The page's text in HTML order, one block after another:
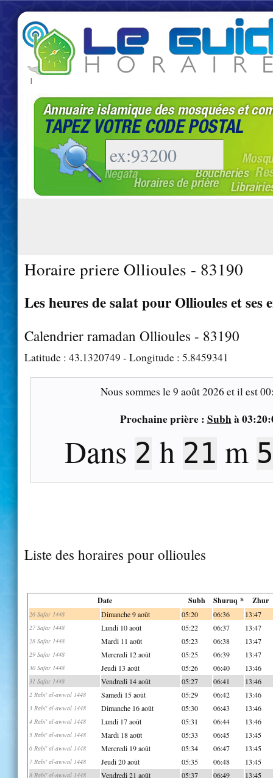
|
Horaire priere Ollioules - 83190
Les heures de salat pour Ollioules et ses
Calendrier ramadan Ollioules - 83190
Latitude : 43.1320749 - Longitude : 5.8459341
Nous sommes le9 août 2026 et il est
Prochaine prière : Subhà
Dans 2 h 21 m
Liste des horaires pour ollioules
Date Subh Shuruq * Zhur
26 Safar 1448 Dimanche 9 août 05:20 06:36 13:47
27 Safar 1448 Lundi 10 août 05:22 06:37 13:47
28 Safar 1448 Mardi 11 août 05:23 06:38 13:47
29 Safar 1448 Mercredi 12 août 05:25 06:39 13:47
30 Safar 1448 Jeudi 13 août 05:26 06:40 13:46
31 Safar 1448 Vendredi 14 août 05:27 06:41 13:46
2 Rabi' al-awwal 1448 Samedi 15 août 05:29 06:42 13:46
3 Rabi' al-awwal 1448 Dimanche 16 août 05:30 06:43 13:46
4 Rabi' al-awwal 1448 Lundi 17 août 05:31 06:44 13:46
5 Rabi' al-awwal 1448 Mardi 18 août 05:33 06:45 13:45
6 Rabi' al-awwal 1448 Mercredi 19 août 05:34 06:47 13:45
7 Rabi' al-awwal 1448 Jeudi 20 août 05:35 06:48 13:45
8 Rabi' al-awwal 1448 Vendredi 21 août 05:37 06:49 13:45